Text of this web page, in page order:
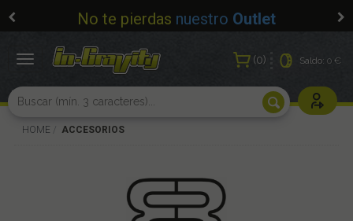
No te pierdas nuestro Outlet
0 Saldo:0 €
Usuarios
Toggle
HOME ACCESORIOS